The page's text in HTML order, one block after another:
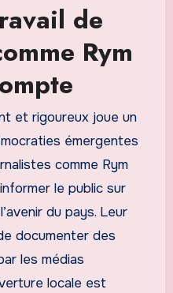
de
Rym
et rigoureux joue un
émergentes
comme Rym
le public sur
du pays. Leur
documenter des
les médias
locale est